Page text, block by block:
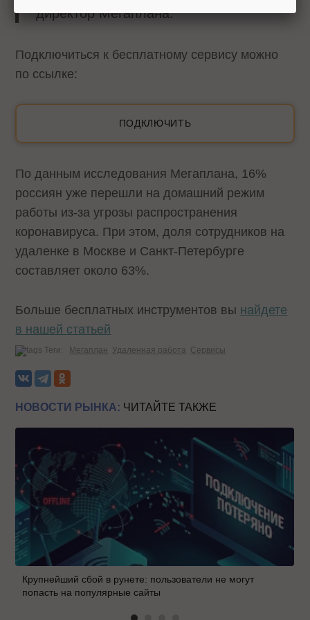
директор Мегаплана.
Подключиться к бесплатному сервису можно
по ссылке:
ПОДКЛЮЧИТЬ
По данным исследования Мегаплана, 16%
россиян уже перешли на домашний режим
работы из-за угрозы распространения
коронавируса. При этом, доля сотрудников на
удаленке в Москве и Санкт-Петербурге
составляет около 63%.
Больше бесплатных инструментов вы найдете
в нашей статьей
Теги: Мегаплан Удаленная работа Сервисы
НОВОСТИ РЫНКА: ЧИТАЙТЕ ТАКЖЕ
Крупнейший сбой в рунете: пользователи не могут
попасть на популярные сайты